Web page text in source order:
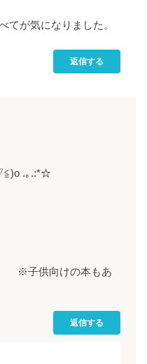
てが気になりました。
返信する
.｡.:*☆
※子供向けの本もあ
返信する